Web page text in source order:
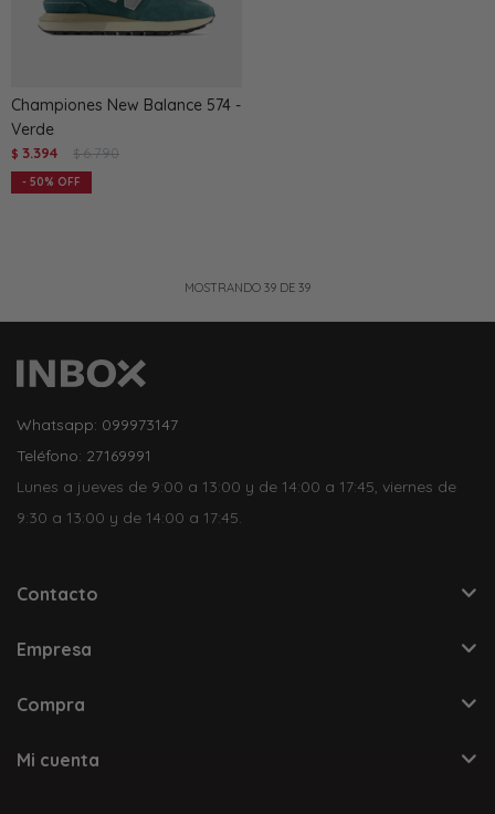
Championes New Balance 574 -
Verde
$ 3.394 $ 6.790
50
MOSTRANDO 39 DE 39
Whatsapp: 099973147
Teléfono: 27169991
Lunes a jueves de 9:00 a 13:00 y de 14:00 a 17:45, viernes de
9:30 a 13:00 y de 14:00 a 17:45.
Contacto
Empresa
Compra
Mi cuenta